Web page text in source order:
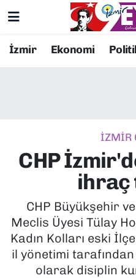
İzmir Ekonomi
İZMİR
CHP
ihraç
CHP Büyükşehir
Meclis Üyesi Tülay
Kadın Kolları eski
il yönetimi
olarak disiplin
Resmi İlanlar
EKONOMİ
KÜLTÜR SANAT
MAGAZİN
POLİTİKA
Konak Nöbetçi
Süper Lig Puan
Tüm Manşetler
Son Dakika
Haber Arşivi